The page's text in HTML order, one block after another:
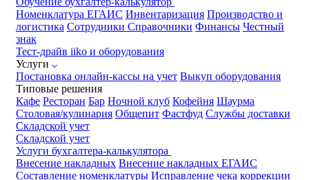
Номенклатура ЕГАИС Инвентаризация Производство и
логистика Сотрудники Справочники Финансы Честный
знак
Тест-драйв iiko и оборудования
Услуги
Постановка онлайн-кассы на учет Выкуп оборудования
Типовые решения
Кафе Ресторан Бар Ночной клуб Кофейня Шаурма
Столовая/кулинария Общепит Фастфуд Службы доставки
Складской учет
Складской учет
Услуги бухгалтера-калькулятора
Внесение накладных Внесение накладных ЕГАИС
Составление номенклатуры Исправление чека коррекции